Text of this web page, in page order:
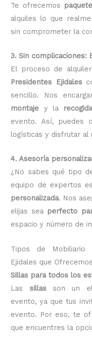
Te ofrecemos
alquiles lo que
sin comprometer la
3. Sin complicaciones:
El proceso de
Presidentes Ejidales
sencillo. Nos
montaje y la
evento. Así, puedes
logísticas y disfrutar al
4. Asesoría
¿No sabes qué tipo
equipo de expertos
personalizada. Nos
elijas sea perfecto
espacio y número de
Tipos de Mobiliario
Ejidales que Ofrecemos
Sillas para todos los
Las sillasson un
evento, ya que tus
evento. Por eso, te
que encuentres la